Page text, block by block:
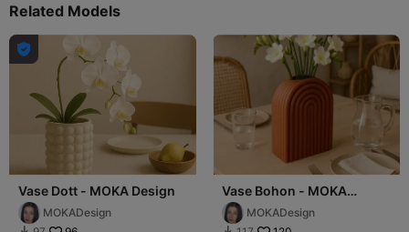
Related Models

Vase Dott - MOKA Design
MOKADesign
Vase Bohon - MOKA
DesignMOKADesign